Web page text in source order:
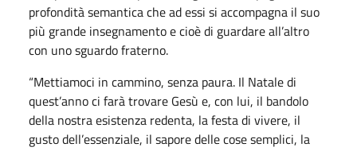
profondità semantica che ad essi si accompagna il suo
più grande insegnamento e cioè di guardare all’altro
con uno sguardo fraterno.
“Mettiamoci in cammino, senza paura. Il Natale di
quest’anno ci farà trovare Gesù e, con lui, il bandolo
della nostra esistenza redenta, la festa di vivere, il
gusto dell’essenziale, il sapore delle cose semplici, la